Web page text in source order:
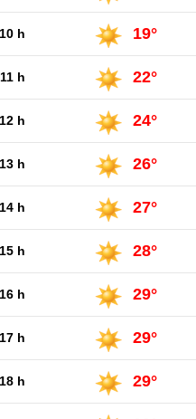
10 h 19°
11 h 22°
12 h 24°
13 h 26°
14 h 27°
15 h 28°
16 h 29°
17 h 29°
18 h 29°